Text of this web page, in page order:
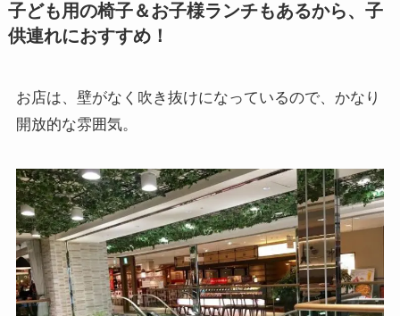
子ども用の椅子＆お子様ランチもあるから、子
供連れにおすすめ！
お店は、壁がなく吹き抜けになっているので、かなり
開放的な雰囲気。